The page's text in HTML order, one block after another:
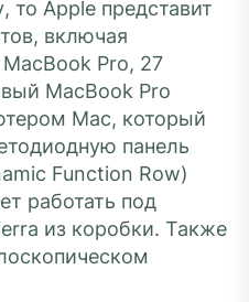
то Apple представит
включая
Pro, 27
MacBook Pro
Mac, который
панель
Function Row)
работать под
из коробки. Также